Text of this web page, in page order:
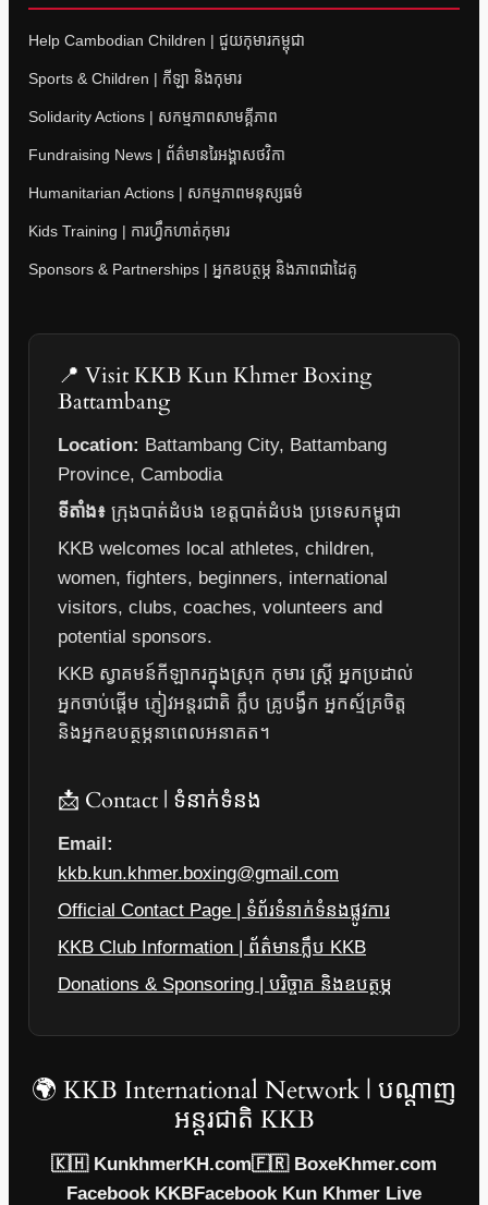
Help Cambodian Children | ជួយកុមារកម្ពុជា
Sports & Children | កីឡា និងកុមារ
Solidarity Actions | សកម្មភាពសាមគ្គីភាព
Fundraising News | ព័ត៌មានរៃអង្គាសថវិកា
Humanitarian Actions | សកម្មភាពមនុស្សធម៌
Kids Training | ការហ្វឹកហាត់កុមារ
Sponsors & Partnerships | អ្នកឧបត្ថម្ភ និងភាពជាដៃគូ
📍 Visit KKB Kun Khmer Boxing
Battambang
Location: Battambang City, Battambang
Province, Cambodia
ទីតាំង៖ ក្រុងបាត់ដំបង ខេត្តបាត់ដំបង ប្រទេសកម្ពុជា
KKB welcomes local athletes, children,
women, fighters, beginners, international
visitors, clubs, coaches, volunteers and
potential sponsors.
KKB ស្វាគមន៍កីឡាករក្នុងស្រុក កុមារ ស្ត្រី អ្នកប្រដាល់
អ្នកចាប់ផ្តើម ភ្ញៀវអន្តរជាតិ ក្លឹប គ្រូបង្វឹក អ្នកស្ម័គ្រចិត្ត
និងអ្នកឧបត្ថម្ភនាពេលអនាគត។
📩 Contact | ទំនាក់ទំនង
Email:
kkb.kun.khmer.boxing@gmail.com
Official Contact Page | ទំព័រទំនាក់ទំនងផ្លូវការ
KKB Club Information | ព័ត៌មានក្លឹប KKB
Donations & Sponsoring | បរិច្ចាគ និងឧបត្ថម្ភ
🌍 KKB International Network | បណ្តាញ
អន្តរជាតិ KKB
🇰🇭 KunkhmerKH.com🇫🇷 BoxeKhmer.com
Facebook KKBFacebook Kun Khmer Live